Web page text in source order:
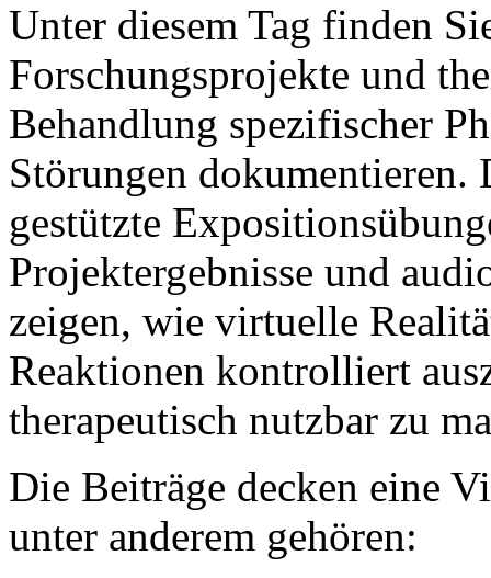
Unter diesem Tag finden
Forschungsprojekte und
Behandlung spezifischer
Störungen dokumentieren.
gestützte
Projektergebnisse und
zeigen, wie virtuelle
Reaktionen kontrolliert
therapeutisch nutzbar zu
Die Beiträge decken eine
unter anderem gehören: